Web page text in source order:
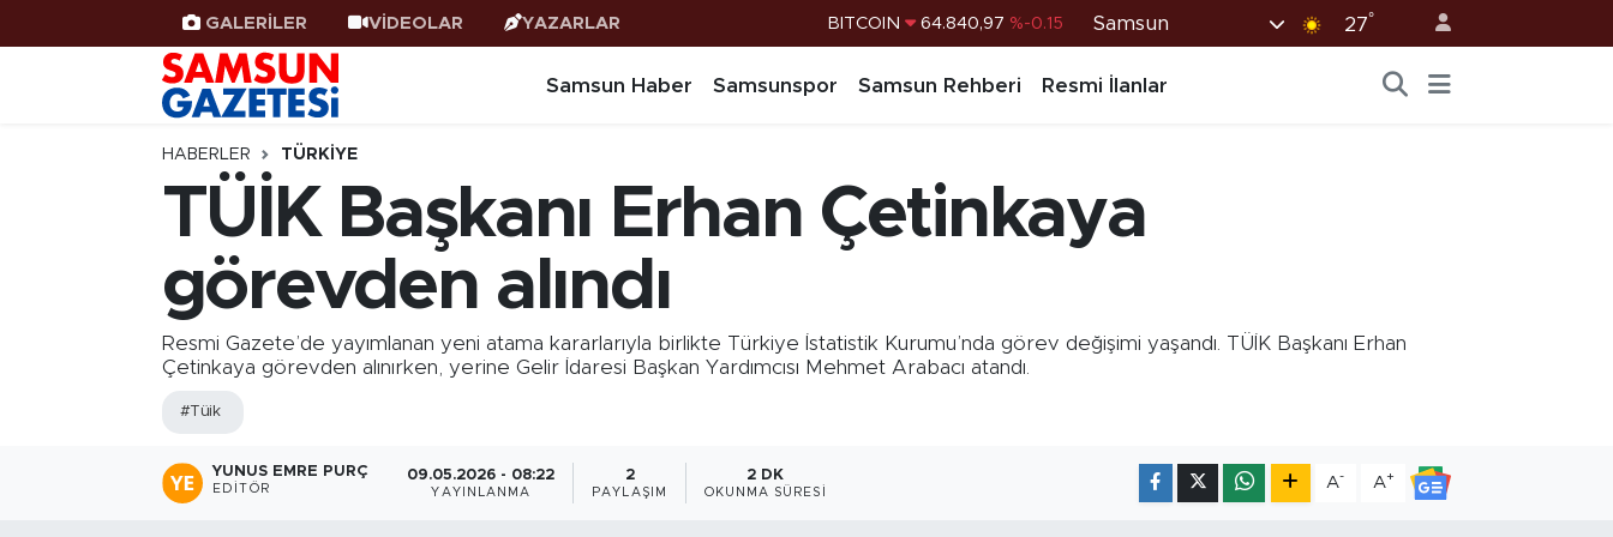
GALERİLER VİDEOLAR YAZARLAR DOLAR 47,7436 %0.18
BİST100 13.779 %-14
BITCOIN 64.840,97 %-0.15
Samsun 27°
Samsun Haber Samsunspor Samsun Rehberi Resmi İlanlar
HABERLER TÜRKIYE
TÜİK Başkanı Erhan Çetinkaya
görevden alındı
Resmi Gazete’de yayımlanan yeni atama kararlarıyla birlikte Türkiye İstatistik Kurumu’nda görev değişimi yaşandı. TÜİK Başkanı Erhan
Çetinkaya görevden alınırken, yerine Gelir İdaresi Başkan Yardımcısı Mehmet Arabacı atandı.
#Tüik
YUNUS EMRE PURÇ
EDITÖR
09.05.2026 - 08:22
YAYINLANMA
2
PAYLAŞIM
2 DK
OKUNMA SÜRESI
A- A+
Samsun Haber
Samsunspor
Samsun Rehberi
Resmi İlanlar
Samsun Nöbetçi Eczaneler
Samsun Hava Durumu
SAMSUN Namaz Vakitleri
Samsun Trafik Yoğunluk Haritası
Süper Lig Puan Durumu ve Fikstür